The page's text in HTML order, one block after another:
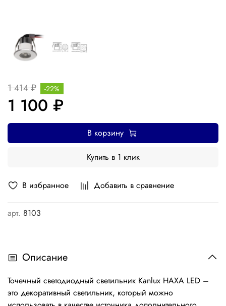
В избранное Добавить в сравнение
арт. 8103
1 414 ₽
1 100 ₽
-22%
В корзину
Купить в 1 клик
Описание
Точечный светодиодный светильник Kanlux HAXA LED –
это декоративный светильник, который можно